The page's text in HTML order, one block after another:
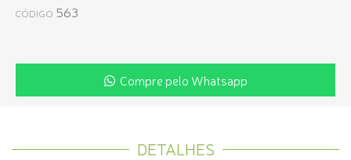
CÓDIGO 563
Compre pelo Whatsapp
DETALHES